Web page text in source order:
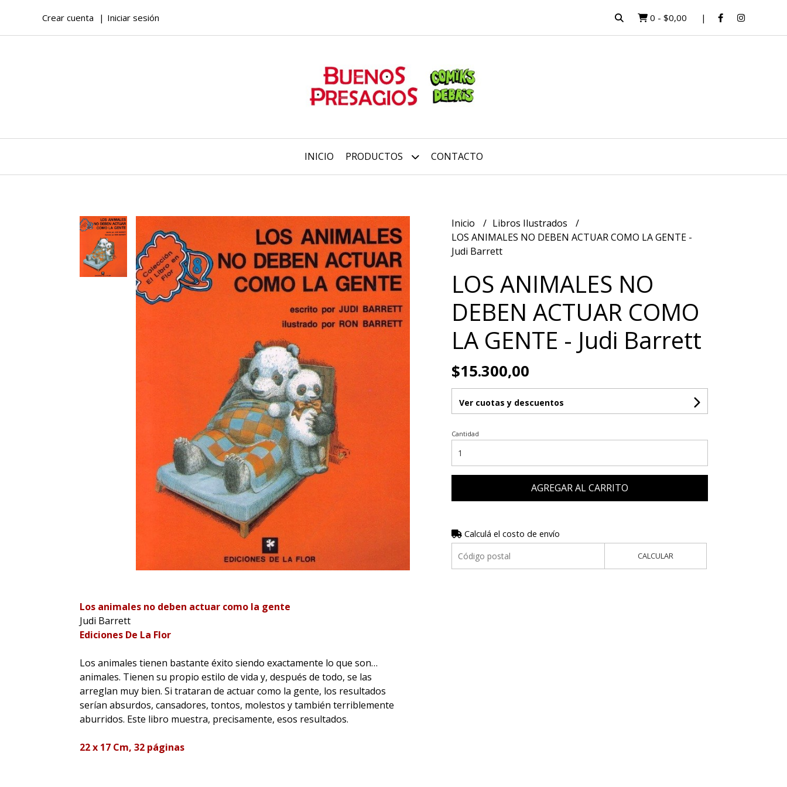
Crear cuenta Iniciar sesión 0 - $0,00
INICIO PRODUCTOS CONTACTO
Los animales no deben actuar como la gente
Judi Barrett
Ediciones De La Flor
Los animales tienen bastante éxito siendo exactamente lo que son…
animales. Tienen su propio estilo de vida y, después de todo, se las
arreglan muy bien. Si trataran de actuar como la gente, los resultados
serían absurdos, cansadores, tontos, molestos y también terriblemente
aburridos. Este libro muestra, precisamente, esos resultados.
22 x 17 Cm, 32 páginas
Inicio
Libros Ilustrados
LOS ANIMALES NO DEBEN ACTUAR COMO LA GENTE -
Judi Barrett
LOS ANIMALES NO
DEBEN ACTUAR COMO
LA GENTE - Judi Barrett
$15.300,00
Ver cuotas y descuentos
Cantidad
AGREGAR AL CARRITO
Calculá el costo de envío
CALCULAR